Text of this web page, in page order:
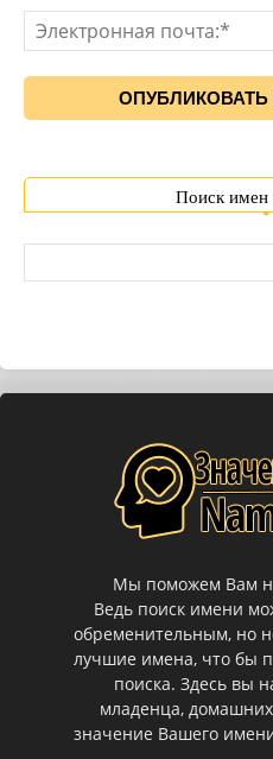
Поиск
Мы поможем Вам
Ведь поиск имени
обременительным, но
лучшие имена, что бы
поиска. Здесь вы
младенца,
значение Вашего